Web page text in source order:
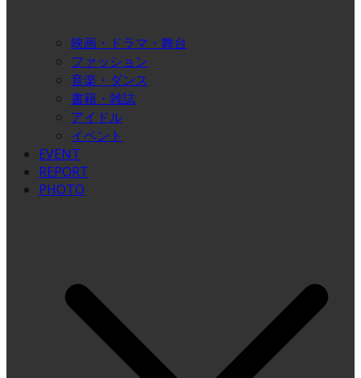
映画・ドラマ・舞台
ファッション
音楽・ダンス
書籍・雑誌
アイドル
イベント
EVENT
REPORT
PHOTO